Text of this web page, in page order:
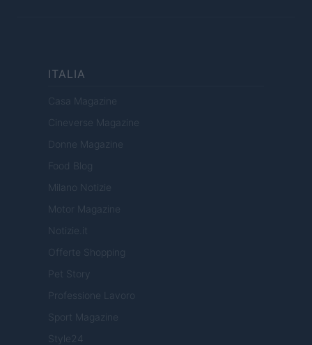
ITALIA
Casa Magazine
Cineverse Magazine
Donne Magazine
Food Blog
Milano Notizie
Motor Magazine
Notizie.it
Offerte Shopping
Pet Story
Professione Lavoro
Sport Magazine
Style24